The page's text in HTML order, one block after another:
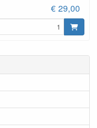
€ 29,00